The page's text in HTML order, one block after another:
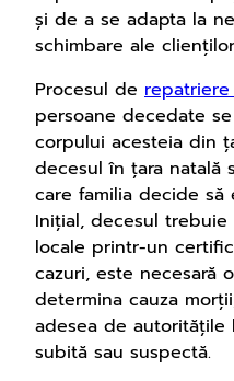
și de a se adapta la
schimbare ale
Procesul de
persoane decedate
corpului acesteia din
decesul în țara natală
care familia decide să
Inițial, decesul
locale printr-un
cazuri, este necesară
determina cauza
adesea de autoritățile
subită sau suspectă.